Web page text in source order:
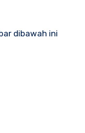
dibawah ini